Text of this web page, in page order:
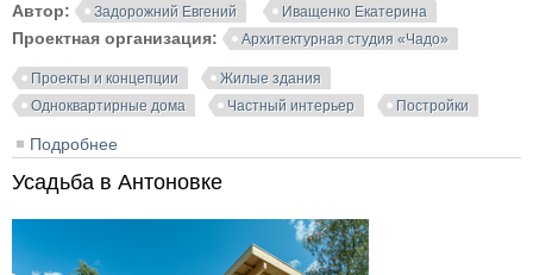
Автор:
Задорожний Евгений Иващенко Екатерина
Проектная организация: Архитектурная студия «Чадо»
Проекты и концепции
Жилые здания
Одноквартирные дома
Частный интерьер Постройки
Подробнее
Усадьба в Антоновке